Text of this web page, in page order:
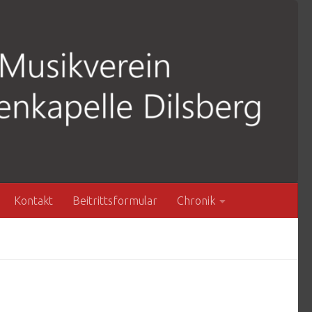
Kontakt Beitrittsformular Chronik